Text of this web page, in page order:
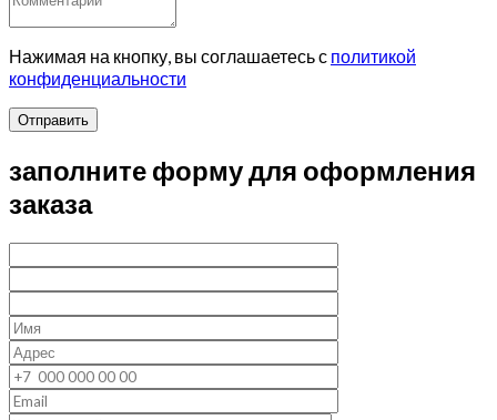
Нажимая на кнопку, вы соглашаетесь с политикой
конфиденциальности
Отправить
заполните форму для оформления
заказа